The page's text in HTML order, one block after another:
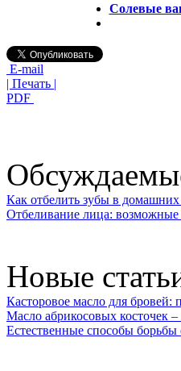
Солевые
E-mail
| Печать |
PDF
Как отбелить зубы в
Отбеливание лица:
Новые
Касторовое масло для бровей:
Масло абрикосовых косточек –
Естественные способы